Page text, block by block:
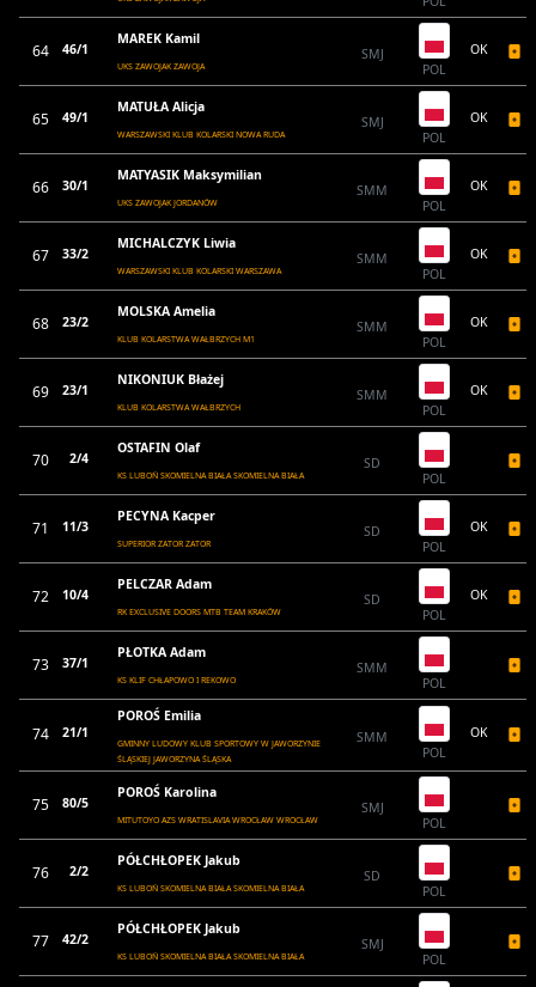
64 46/1
MAREK Kamil
UKS ZAWOJAK ZAWOJA
SMJ
POL
OK
65 49/1
MATUŁA Alicja
WARSZAWSKI KLUB KOLARSKI NOWA RUDA
SMJ
POL
OK
66 30/1
MATYASIK Maksymilian
UKS ZAWOJAK JORDANÓW
SMM
POL
OK
67 33/2
MICHALCZYK Liwia
WARSZAWSKI KLUB KOLARSKI WARSZAWA
SMM
POL
OK
68 23/2
MOLSKA Amelia
KLUB KOLARSTWA WAŁBRZYCH M1
SMM
POL
OK
69 23/1
NIKONIUK Błażej
KLUB KOLARSTWA WAŁBRZYCH
SMM
POL
OK
70 2/4
OSTAFIN Olaf
KS LUBOŃ SKOMIELNA BIAŁA SKOMIELNA BIAŁA
SD
POL
71 11/3
PECYNA Kacper
SUPERIOR ZATOR ZATOR
SD
POL
OK
72 10/4
PELCZAR Adam
RK EXCLUSIVE DOORS MTB TEAM KRAKÓW
SD
POL
OK
73 37/1
PŁOTKA Adam
KS KLIF CHŁAPOWO I REKOWO
SMM
POL
74 21/1
POROŚ Emilia
GMINNY LUDOWY KLUB SPORTOWY W JAWORZYNIE
ŚLĄSKIEJ JAWORZYNA ŚLĄSKA
SMM
POL
OK
75 80/5
POROŚ Karolina
MITUTOYO AZS WRATISLAVIA WROCŁAW WROCŁAW
SMJ
POL
76 2/2
PÓŁCHŁOPEK Jakub
KS LUBOŃ SKOMIELNA BIAŁA SKOMIELNA BIAŁA
SD
POL
77 42/2
PÓŁCHŁOPEK Jakub
KS LUBOŃ SKOMIELNA BIAŁA SKOMIELNA BIAŁA
SMJ
POL